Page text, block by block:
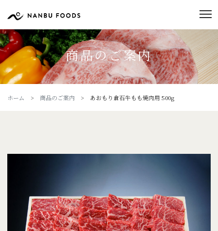
商品のご案内
ホーム > 商品のご案内 > あおもり倉石牛もも焼肉用 500g